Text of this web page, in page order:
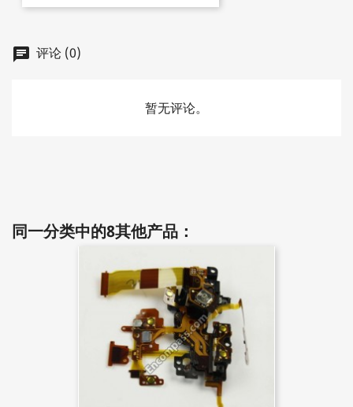
chat 评论 (0)
暂无评论。
同一分类中的8其他产品：